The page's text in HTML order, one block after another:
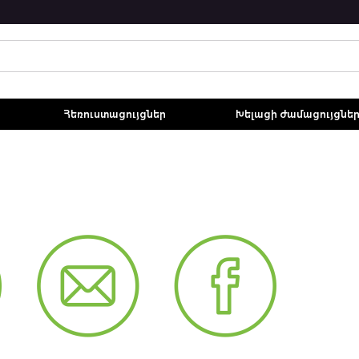
Հեռուստացույցներ Խելացի ժամացույցներ